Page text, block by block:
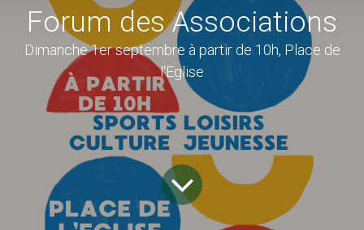
Forum des Associations
Dimanche 1er septembre à partir de 10h, Place de
l'Eglise